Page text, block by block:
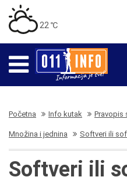
22 ℃
Početna Info kutak Pravopis
Množina i jednina Softveri ili
Softveri ili